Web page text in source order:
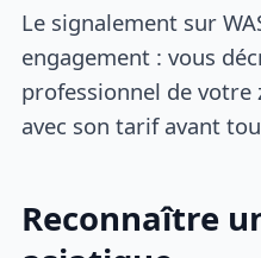
Le signalement sur
engagement : vous
professionnel de votre
avec son tarif avant
Reconnaître